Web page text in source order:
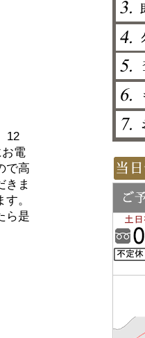
12
電
で高
きま
。
ら是